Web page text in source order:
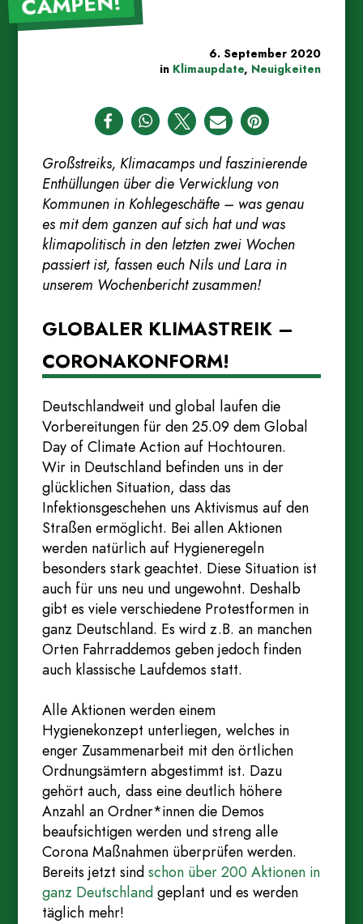
6. September 2020
in Klimaupdate, Neuigkeiten
Großstreiks, Klimacamps und faszinierende
Enthüllungen über die Verwicklung von
Kommunen in Kohlegeschäfte – was genau
es mit dem ganzen auf sich hat und was
klimapolitisch in den letzten zwei Wochen
passiert ist, fassen euch Nils und Lara in
unserem Wochenbericht zusammen!
GLOBALER KLIMASTREIK –
CORONAKONFORM!
Deutschlandweit und global laufen die
Vorbereitungen für den 25.09 dem Global
Day of Climate Action auf Hochtouren.
Wir in Deutschland befinden uns in der
glücklichen Situation, dass das
Infektionsgeschehen uns Aktivismus auf den
Straßen ermöglicht. Bei allen Aktionen
werden natürlich auf Hygieneregeln
besonders stark geachtet. Diese Situation ist
auch für uns neu und ungewohnt. Deshalb
gibt es viele verschiedene Protestformen in
ganz Deutschland. Es wird z.B. an manchen
Orten Fahrraddemos geben jedoch finden
auch klassische Laufdemos statt.
Alle Aktionen werden einem
Hygienekonzept unterliegen, welches in
enger Zusammenarbeit mit den örtlichen
Ordnungsämtern abgestimmt ist. Dazu
gehört auch, dass eine deutlich höhere
Anzahl an Ordner*innen die Demos
beaufsichtigen werden und streng alle
Corona Maßnahmen überprüfen werden.
Bereits jetzt sindschon über 200 Aktionen in
ganz Deutschlandgeplant und es werden
täglich mehr!